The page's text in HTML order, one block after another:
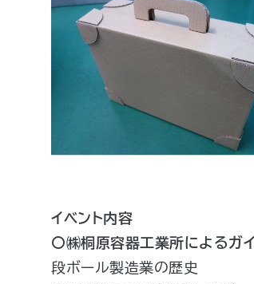
イベント内容
〇㈱桐原容器工業所によるガ
段ボール製造業の歴史